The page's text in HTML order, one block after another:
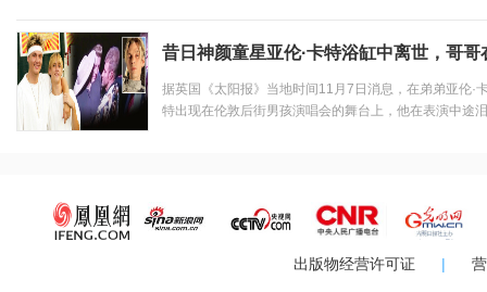
昔日神颜童星亚伦·卡特浴缸中离世，哥
据英国《太阳报》当地时间11月7日消息，在弟弟亚伦·
特出现在伦敦后街男孩演唱会的舞台上，他在表演中途
出版物经营许可证 |